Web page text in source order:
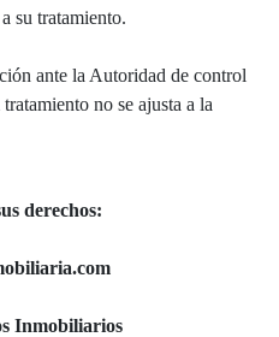
su tratamiento.
ante la Autoridad de control
no se ajusta a la
derechos:
Inmobiliarios